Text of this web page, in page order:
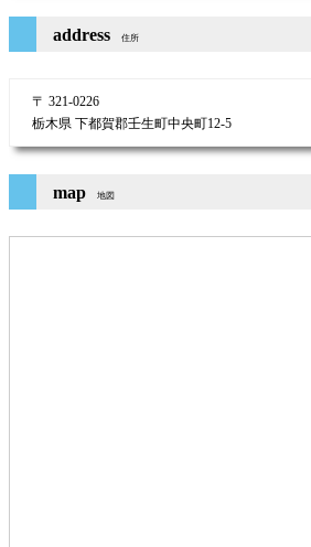
address 住所
〒 321-0226
栃木県 下都賀郡壬生町中央町12-5
map 地図